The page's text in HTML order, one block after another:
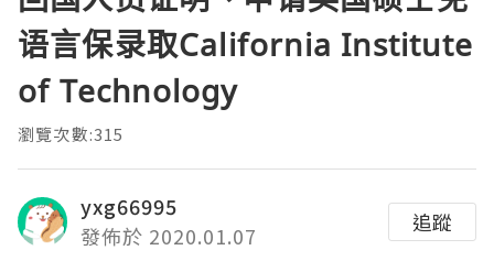
语言保录取California Institute
of Technology
瀏覽次數:315
yxg66995
發佈於 2020.01.07
追蹤